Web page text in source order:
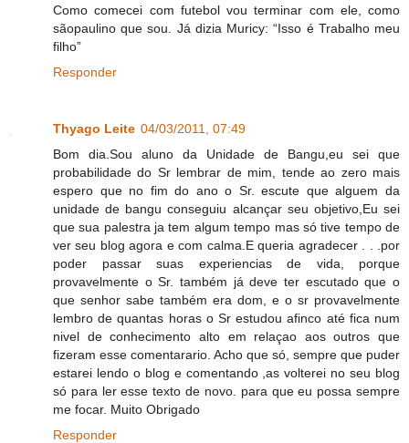
Como comecei com futebol vou terminar com ele, como
sãopaulino que sou. Já dizia Muricy: “Isso é Trabalho meu
filho”
Responder
Thyago Leite 04/03/2011, 07:49
Bom dia.Sou aluno da Unidade de Bangu,eu sei que
probabilidade do Sr lembrar de mim, tende ao zero mais
espero que no fim do ano o Sr. escute que alguem da
unidade de bangu conseguiu alcançar seu objetivo,Eu sei
que sua palestra ja tem algum tempo mas só tive tempo de
ver seu blog agora e com calma.E queria agradecer . . .por
poder passar suas experiencias de vida, porque
provavelmente o Sr. também já deve ter escutado que o
que senhor sabe também era dom, e o sr provavelmente
lembro de quantas horas o Sr estudou afinco até fica num
nivel de conhecimento alto em relaçao aos outros que
fizeram esse comentarario. Acho que só, sempre que puder
estarei lendo o blog e comentando ,as volterei no seu blog
só para ler esse texto de novo. para que eu possa sempre
me focar. Muito Obrigado
Responder